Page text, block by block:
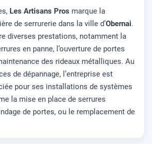
Les Artisans Pros marque la
de serrurerie dans la ville d’Obernai.
diverses prestations, notamment la
en panne, l’ouverture de portes
des rideaux métalliques. Au
de dépannage, l’entreprise est
pour ses installations de systèmes
la mise en place de serrures
de portes, ou le remplacement de